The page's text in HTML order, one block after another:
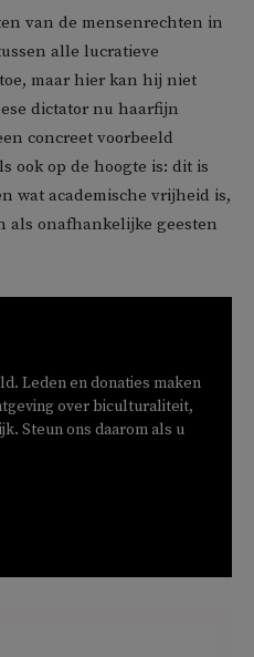
van de mensenrechten in
alle lucratieve
maar hier kan hij niet
dictator nu haarfijn
concreet voorbeeld
ook op de hoogte is: dit is
wat academische vrijheid is,
als onafhankelijke geesten
Leden en donaties maken
over biculturaliteit,
Steun ons daarom als u